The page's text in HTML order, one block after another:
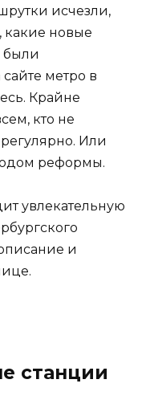
исчезли,
какие новые
были
метро в
Крайне
кто не
Или
реформы.
увлекательную
и
станции